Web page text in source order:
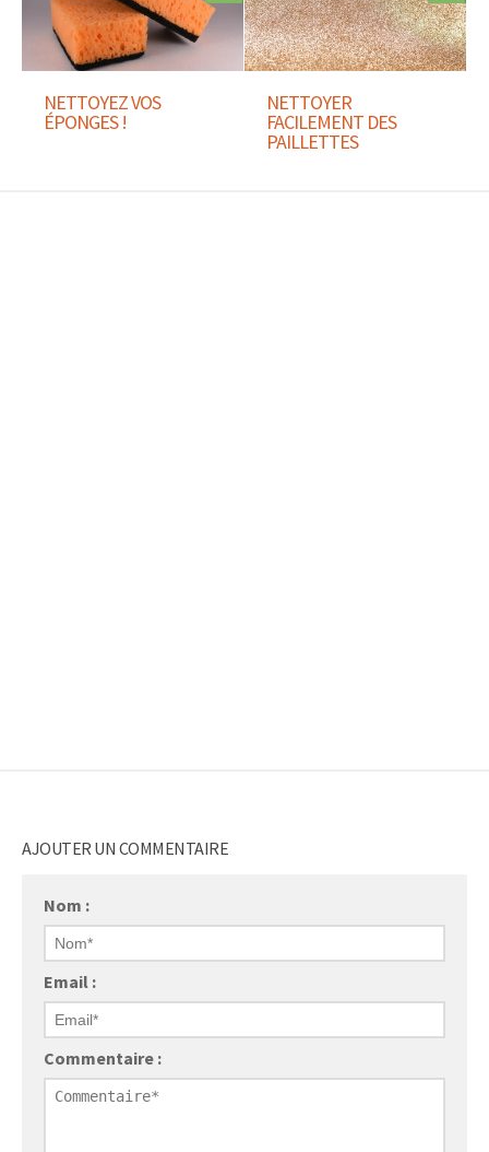
NETTOYEZ VOS
ÉPONGES !
NETTOYER
FACILEMENT DES
PAILLETTES
AJOUTER UN COMMENTAIRE
Nom :
Email :
Commentaire :